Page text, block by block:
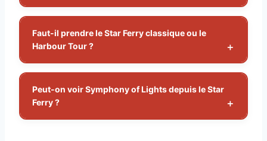
Faut-il prendre le Star Ferry classique ou le
Harbour Tour ?
Peut-on voir Symphony of Lights depuis le Star
Ferry ?